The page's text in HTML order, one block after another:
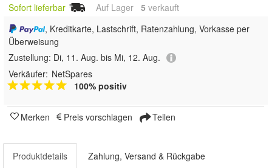
Sofort lieferbar Auf Lager 5 verkauft
, Kreditkarte, Lastschrift, Ratenzahlung, Vorkasse per
Überweisung
Zustellung: Di, 11. Aug. bis Mi, 12. Aug.
Verkäufer: NetSpares
100% positiv
Merken Preis vorschlagen Teilen
Produktdetails Zahlung, Versand & Rückgabe